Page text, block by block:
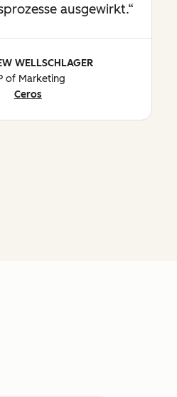
ausgewirkt.
WELLSCHLAGER
of Marketing
Ceros